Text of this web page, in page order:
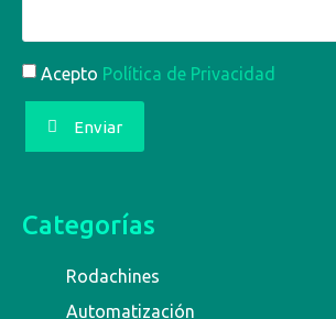
Acepto Política de Privacidad
Enviar
Categorías
Rodachines
Automatización